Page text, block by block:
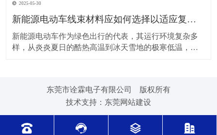
安全。因此，在安装储能光伏线束时，有许多问题需要
格外留意。 安装前的准备工作至关重要。在开始安装前
2025-05-30
新能源电动车线束材料应如何选择以适应复杂的环境温度范围？
新能源电动车作为绿色出行的代表，其运行环境复杂多
样，从炎炎夏日的酷热高温到冰天雪地的极寒低温，车
环境下，新能源电动车的电池、电机等部件工作时会散
东莞市诠霖电子有限公司 版权所有
技术支持： 东莞网站建设